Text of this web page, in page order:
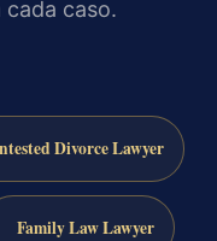
caso.
Divorce Lawyer
Family Law Lawyer